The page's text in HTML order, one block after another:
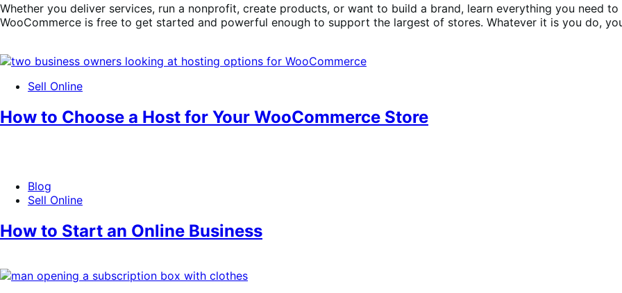
Whether you deliver services, run a nonprofit, create products, or want to build a brand, learn everything you need
WooCommerce is free to get started and powerful enough to support the largest of stores. Whatever it is you do,
Sell Online
How to Choose a Host for Your WooCommerce Store
Blog
Sell Online
How to Start an Online Business